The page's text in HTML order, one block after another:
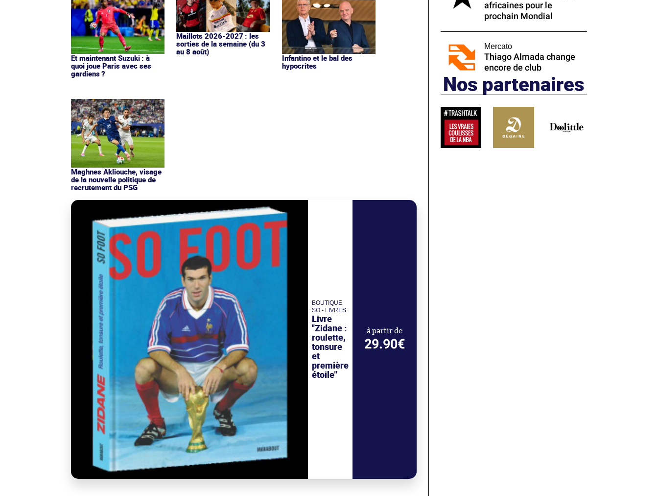
Et maintenant Suzuki : à
quoi joue Paris avec ses
gardiens ?
Maillots 2026-2027 : les
sorties de la semaine (du 3
au 8 août)
Infantino et le bal des
hypocrites
Maghnes Akliouche, visage
de la nouvelle politique de
recrutement du PSG
BOUTIQUE
SO - LIVRES
Livre
"Zidane :
roulette,
tonsure
et
première
étoile"
à partir de
29.90€
africaines pour le
prochain Mondial
Mercato
Thiago Almada change
encore de club
Nos partenaires